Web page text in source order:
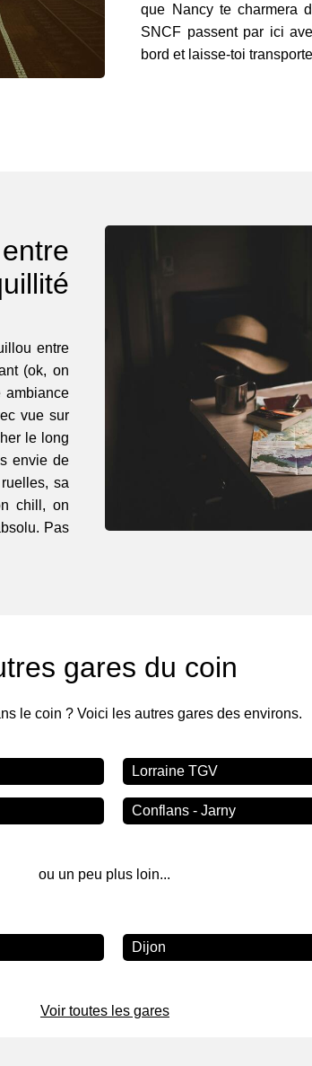
que Nancy te charmera
SNCF passent par ici
bord et laisse-toi
entre
(ok, on
ambiance
vue sur
le long
envie de
sa
chill, on
Pas
gares du coin
le coin ? Voici les autres gares des environs.
Lorraine TGV
Conflans - Jarny
ou un peu plus loin...
Dijon
Voir toutes les gares